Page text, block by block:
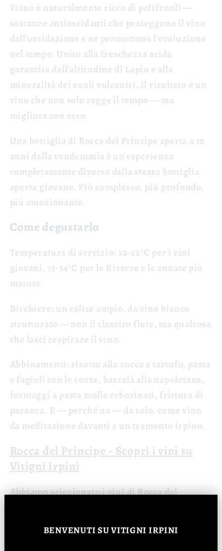
Fiano è naturalmente ricco di polifenoli —
sostanze antiossidanti che proteggono il vino
dall'ossidazione e ne permettono l'evoluzione
nel tempo. Unito alla freschezza acida
garantita dall'altitudine di Lapio e alla
mineralità dei suoli vulcanici, il risultato è un
vino che non solo regge il tempo — ma
migliora con esso.
Una bottiglia di Rocca del Principe aperta a 10
anni dalla vendemmia è un'esperienza
completamente diversa dalla stessa bottiglia
aperta giovane. Più complesso, più profondo,
più emozionante.
Come degustarlo
Temperatura di servizio: 10-12°C per i vini
giovani, 13-14°C per le Riserve e le annate più
mature.
Bicchiere: un calice ampio, da vino bianco
strutturato — non il classico flute, ma qualcosa
che lasci respirare il vino.
Abbinamenti: risotto alla zucca e tartufo, pasta
e fagioli con le cozze, baccalà alla napoletana,
formaggi a pasta molle erborinati, frittura di
paranza. E — perché no — da solo, come vino
da meditazione davanti a un tramonto irpino.
Rocca del Principe - Scopri i vini su
Vitigni Irpini
Abbiamo selezionato i vini di Rocca del
artigianalità. Vini che raccontano un luogo
BENVENUTI SU VITIGNI IRPINI